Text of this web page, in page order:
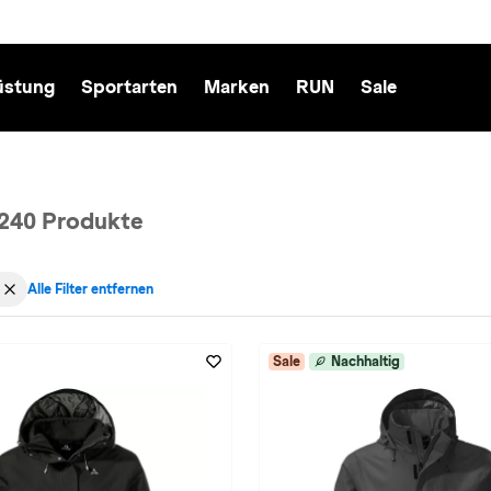
Sportarten Marken RUN Sale
Produkte
entfernen
für Materialeigenschaft: wasserdicht entfernen
Alle Filter entfernen
Sale Nachhaltig